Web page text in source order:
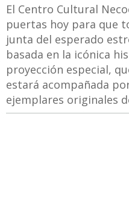
El Centro Cultural
puertas hoy para que
junta del esperado
basada en la icónica
proyección especial,
estará acompañada
ejemplares originales